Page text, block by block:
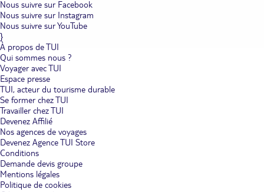
Nous suivre sur Facebook
Nous suivre sur Instagram
Nous suivre sur YouTube
}
À propos de TUI
Qui sommes nous ?
Voyager avec TUI
Espace presse
TUI, acteur du tourisme durable
Se former chez TUI
Travailler chez TUI
Devenez Affilié
Nos agences de voyages
Devenez Agence TUI Store
Conditions
Demande devis groupe
Mentions légales
Politique de cookies